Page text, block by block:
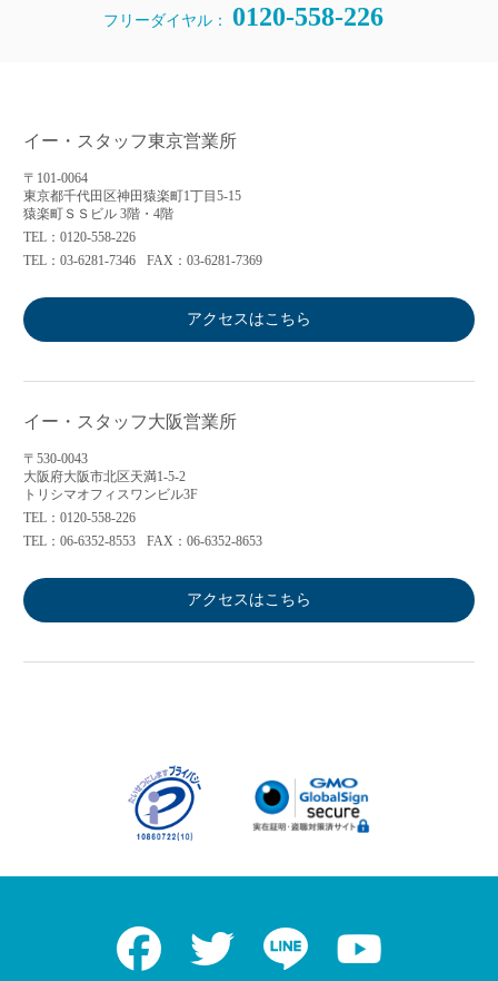
フリーダイヤル： 0120-558-226
イー・スタッフ東京営業所
〒101-0064
東京都千代田区神田猿楽町1丁目5-15
猿楽町ＳＳビル 3階・4階
TEL：0120-558-226
TEL：03-6281-7346
FAX：03-6281-7369
アクセスはこちら
イー・スタッフ大阪営業所
〒530-0043
大阪府大阪市北区天満1-5-2
トリシマオフィスワンビル3F
TEL：0120-558-226
TEL：06-6352-8553
FAX：06-6352-8653
アクセスはこちら
Facebook Twitter